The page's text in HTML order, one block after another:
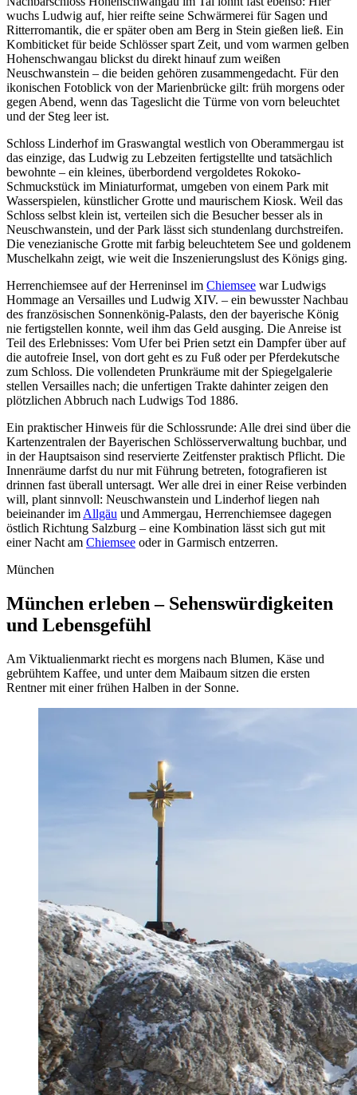
wuchs Ludwig auf, hier reifte seine Schwärmerei für Sagen und
Ritterromantik, die er später oben am Berg in Stein gießen ließ. Ein
Kombiticket für beide Schlösser spart Zeit, und vom warmen gelben
Hohenschwangau blickst du direkt hinauf zum weißen
Neuschwanstein – die beiden gehören zusammengedacht. Für den
ikonischen Fotoblick von der Marienbrücke gilt: früh morgens oder
gegen Abend, wenn das Tageslicht die Türme von vorn beleuchtet
und der Steg leer ist.
Schloss Linderhof im Graswangtal westlich von Oberammergau ist
das einzige, das Ludwig zu Lebzeiten fertigstellte und tatsächlich
bewohnte – ein kleines, überbordend vergoldetes Rokoko-
Schmuckstück im Miniaturformat, umgeben von einem Park mit
Wasserspielen, künstlicher Grotte und maurischem Kiosk. Weil das
Schloss selbst klein ist, verteilen sich die Besucher besser als in
Neuschwanstein, und der Park lässt sich stundenlang durchstreifen.
Die venezianische Grotte mit farbig beleuchtetem See und goldenem
Muschelkahn zeigt, wie weit die Inszenierungslust des Königs ging.
Herrenchiemsee auf der Herreninsel im Chiemsee war Ludwigs
Hommage an Versailles und Ludwig XIV. – ein bewusster Nachbau
des französischen Sonnenkönig-Palasts, den der bayerische König
nie fertigstellen konnte, weil ihm das Geld ausging. Die Anreise ist
Teil des Erlebnisses: Vom Ufer bei Prien setzt ein Dampfer über auf
die autofreie Insel, von dort geht es zu Fuß oder per Pferdekutsche
zum Schloss. Die vollendeten Prunkräume mit der Spiegelgalerie
stellen Versailles nach; die unfertigen Trakte dahinter zeigen den
plötzlichen Abbruch nach Ludwigs Tod 1886.
Ein praktischer Hinweis für die Schlossrunde: Alle drei sind über die
Kartenzentralen der Bayerischen Schlösserverwaltung buchbar, und
in der Hauptsaison sind reservierte Zeitfenster praktisch Pflicht. Die
Innenräume darfst du nur mit Führung betreten, fotografieren ist
drinnen fast überall untersagt. Wer alle drei in einer Reise verbinden
will, plant sinnvoll: Neuschwanstein und Linderhof liegen nah
beieinander im Allgäu und Ammergau, Herrenchiemsee dagegen
östlich Richtung Salzburg – eine Kombination lässt sich gut mit
einer Nacht am Chiemsee oder in Garmisch entzerren.
München
München erleben – Sehenswürdigkeiten
und Lebensgefühl
Am Viktualienmarkt riecht es morgens nach Blumen, Käse und
gebrühtem Kaffee, und unter dem Maibaum sitzen die ersten
Rentner mit einer frühen Halben in der Sonne.